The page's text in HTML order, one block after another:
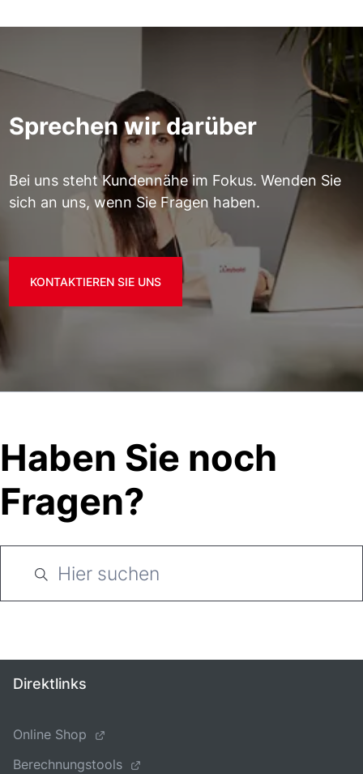
Sprechen wir darüber
Bei uns steht Kundennähe im Fokus. Wenden Sie
sich an uns, wenn Sie Fragen haben.
KONTAKTIEREN SIE UNS
Haben Sie noch
Fragen?
Direktlinks
Online Shop
Berechnungstools